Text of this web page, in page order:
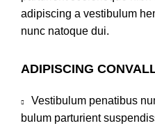
adipiscing a vestibulum
nunc natoque dui.
ADIPISCING
Vestibulum penatibus
bulum parturient